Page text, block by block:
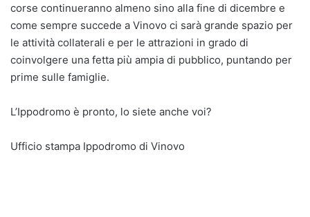
corse continueranno almeno sino alla fine di dicembre e
come sempre succede a Vinovo ci sarà grande spazio per
le attività collaterali e per le attrazioni in grado di
coinvolgere una fetta più ampia di pubblico, puntando per
prime sulle famiglie.
L’Ippodromo è pronto, lo siete anche voi?
Ufficio stampa Ippodromo di Vinovo